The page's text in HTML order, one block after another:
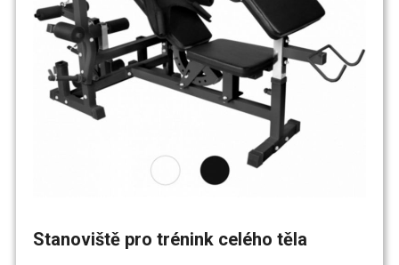
Stanoviště pro trénink celého těla